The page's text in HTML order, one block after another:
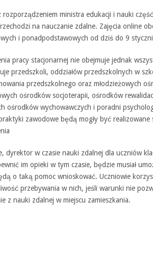
rozporządzeniem ministra edukacji i nauki
na nauczanie zdalne. Zajęcia online
i ponadpodstawowych od dziś do 9
pracy stacjonarnej nie obejmuje jednak
przedszkoli, oddziałów przedszkolnych w
przedszkolnego oraz młodzieżowych
ośrodków socjoterapii, ośrodków
ośrodków wychowawczych i poradni
zawodowe będą mogły być realizowane
dyrektor w czasie nauki zdalnej dla uczniów
im opieki w tym czasie, będzie musiał
o taką pomoc wnioskować. Uczniowie
przebywania w nich, jeśli warunki nie
z nauki zdalnej w miejscu zamieszkania.